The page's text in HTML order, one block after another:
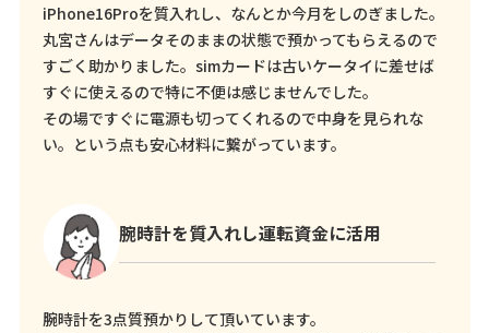
iPhone16Proを質入れし、なんとか今月をしのぎました。
丸宮さんはデータそのままの状態で預かってもらえるので
すごく助かりました。simカードは古いケータイに差せば
すぐに使えるので特に不便は感じませんでした。
その場ですぐに電源も切ってくれるので中身を見られな
い。という点も安心材料に繋がっています。
腕時計を質入れし運転資金に活用
腕時計を3点質預かりして頂いています。